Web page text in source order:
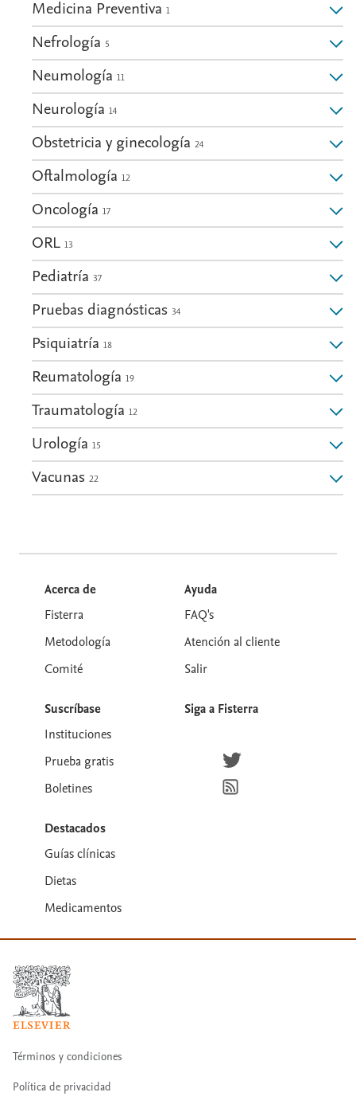
Medicina Preventiva 1
Nefrología 5
Neumología 11
Neurología 14
Obstetricia y ginecología 24
Oftalmología 12
Oncología 17
ORL 13
Pediatría 37
Pruebas diagnósticas 34
Psiquiatría 18
Reumatología 19
Traumatología 12
Urología 15
Vacunas 22
Acerca de
Fisterra
Metodología
Comité
Suscríbase
Instituciones
Prueba gratis
Boletines
Destacados
Guías clínicas
Dietas
Medicamentos
Ayuda
FAQ's
Atención al cliente
Salir
Siga a Fisterra
Síguenos en Twitter
Suscríbete para recibir
Términos y condiciones
Política de privacidad